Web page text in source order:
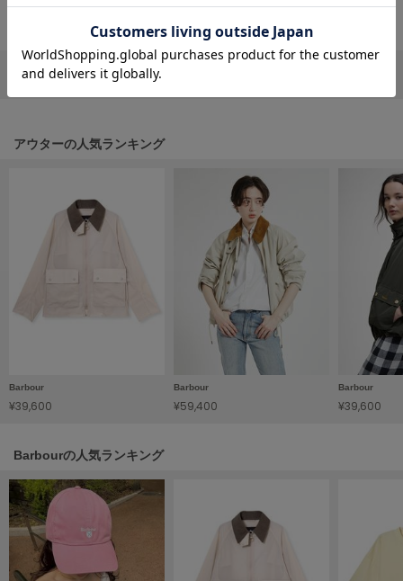
ファーファー
ジェラート ピケ
gelato pique Sleep
ジェラート ピケ スリープ
グラミチ
HUNTER
HOKA ONEONE
KEEN
キーン
返品・キャンセルについて
リポストする
アウターの人気ランキング
Barbour
¥39,600
Barbour
¥59,400
Barbour
¥39,600
Barbourの人気ランキング